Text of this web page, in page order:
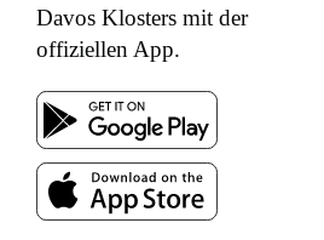
Davos Klosters mit der
offiziellen App.